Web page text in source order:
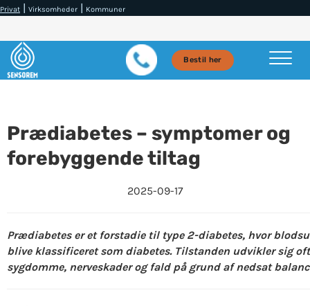
Privat | Virksomheder | Kommuner
Bestil her
Prædiabetes – symptomer og
forebyggende tiltag
2025-09-17
Prædiabetes er et forstadie til type 2-diabetes, hvor
blive klassificeret som diabetes. Tilstanden udvikler sig
sygdomme, nerveskader og fald på grund af nedsat